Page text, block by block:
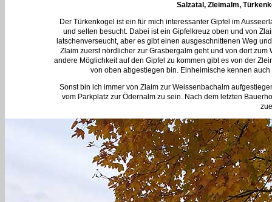
Salzatal, Zleimalm,
Der Türkenkogel ist ein für mich interessanter Gipfel im
und selten besucht. Dabei ist ein Gipfelkreuz oben und von
latschenverseucht, aber es gibt einen ausgeschnittenen Weg
Zlaim zuerst nördlicher zur Grasbergalm geht und von dort
andere Möglichkeit auf den Gipfel zu kommen gibt es von der
von oben abgestiegen bin. Einheimische kennen
Sonst bin ich immer von Zlaim zur Weissenbachalm
vom Parkplatz zur Ödernalm zu sein. Nach dem letzten